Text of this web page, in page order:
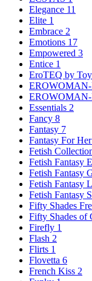
Elegance 11
Elite 1
Embrace 2
Emotions 17
Empowered 3
Entice 1
EroTEQ by
Essentials 2
Fancy 8
Fantasy 7
Fantasy For Her
Fetish
Fetish Fantasy
Fetish Fantasy
Fetish Fantasy
Fetish Fantasy
Fifty Shades
Fifty Shades of
Firefly 1
Flash 2
Flirts 1
Flovetta 6
French Kiss 2